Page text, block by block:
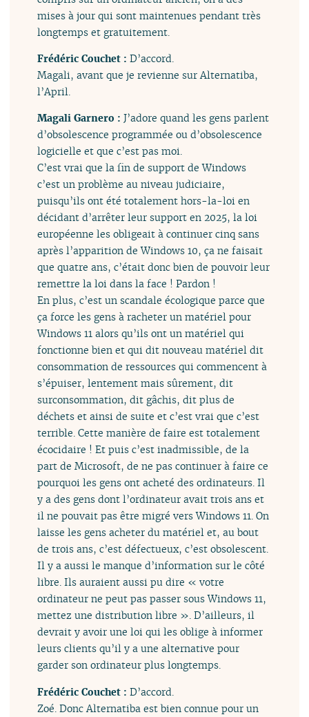
mises à jour qui sont maintenues pendant très
longtemps et gratuitement.
Frédéric Couchet :D’accord.
Magali, avant que je revienne sur Alternatiba,
l’April.
Magali Garnero :J’adore quand les gens parlent
d’obsolescence programmée ou d’obsolescence
logicielle et que c’est pas moi.
C’est vrai que la fin de support de Windows
c’est un problème au niveau judiciaire,
puisqu’ils ont été totalement hors-la-loi en
décidant d’arrêter leur support en 2025, la loi
européenne les obligeait à continuer cinq sans
après l’apparition de Windows 10, ça ne faisait
que quatre ans, c’était donc bien de pouvoir leur
remettre la loi dans la face ! Pardon !
En plus, c’est un scandale écologique parce que
ça force les gens à racheter un matériel pour
Windows 11 alors qu’ils ont un matériel qui
fonctionne bien et qui dit nouveau matériel dit
consommation de ressources qui commencent à
s’épuiser, lentement mais sûrement, dit
surconsommation, dit gâchis, dit plus de
déchets et ainsi de suite et c’est vrai que c’est
terrible. Cette manière de faire est totalement
écocidaire ! Et puis c’est inadmissible, de la
part de Microsoft, de ne pas continuer à faire ce
pourquoi les gens ont acheté des ordinateurs. Il
y a des gens dont l’ordinateur avait trois ans et
il ne pouvait pas être migré vers Windows 11. On
laisse les gens acheter du matériel et, au bout
de trois ans, c’est défectueux, c’est obsolescent.
Il y a aussi le manque d’information sur le côté
libre. Ils auraient aussi pu dire « votre
ordinateur ne peut pas passer sous Windows 11,
mettez une distribution libre ». D’ailleurs, il
devrait y avoir une loi qui les oblige à informer
leurs clients qu’il y a une alternative pour
garder son ordinateur plus longtemps.
Frédéric Couchet :D’accord.
Zoé. Donc Alternatiba est bien connue pour un